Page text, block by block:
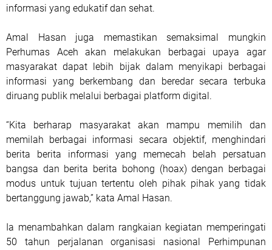
informasi yang edukatif dan sehat.
Amal Hasan juga memastikan semaksimal mungkin
Perhumas Aceh akan melakukan berbagai upaya agar
masyarakat dapat lebih bijak dalam menyikapi berbagai
informasi yang berkembang dan beredar secara terbuka
diruang publik melalui berbagai platform digital.
“Kita berharap masyarakat akan mampu memilih dan
memilah berbagai informasi secara objektif, menghindari
berita berita informasi yang memecah belah persatuan
bangsa dan berita berita bohong (hoax) dengan berbagai
modus untuk tujuan tertentu oleh pihak pihak yang tidak
bertanggung jawab,” kata Amal Hasan.
Ia menambahkan dalam rangkaian kegiatan memperingati
50 tahun perjalanan organisasi nasional Perhimpunan